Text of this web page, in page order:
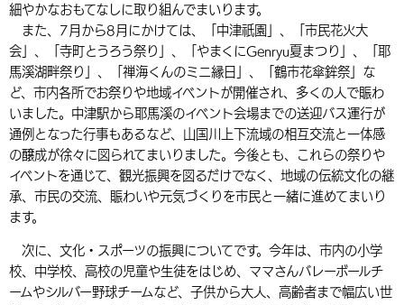
細やかなおもてなしに取り組んでまいります。
また、7月から8月にかけては、「中津祇園」、「市民花火大
会」、「寺町とうろう祭り」、「やまくにGenryu夏まつり」、「耶
馬溪湖畔祭り」、「禅海くんのミニ縁日」、「鶴市花傘鉾祭」な
ど、市内各所でお祭りや地域イベントが開催され、多くの人で賑わ
いました。中津駅から耶馬溪のイベント会場までの送迎バス運行が
通例となった行事もあるなど、山国川上下流域の相互交流と一体感
の醸成が徐々に図られてまいりました。今後とも、これらの祭りや
イベントを通じて、観光振興を図るだけでなく、地域の伝統文化の継
承、市民の交流、賑わいや元気づくりを市民と一緒に進めてまいり
ます。
次に、文化・スポーツの振興についてです。今年は、市内の小学
校、中学校、高校の児童や生徒をはじめ、ママさんバレーボールチ
ームやシルバー野球チームなど、子供から大人、高齢者まで幅広い世